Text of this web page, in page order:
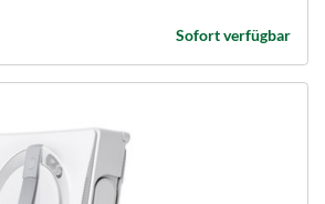
Sofort verfügbar